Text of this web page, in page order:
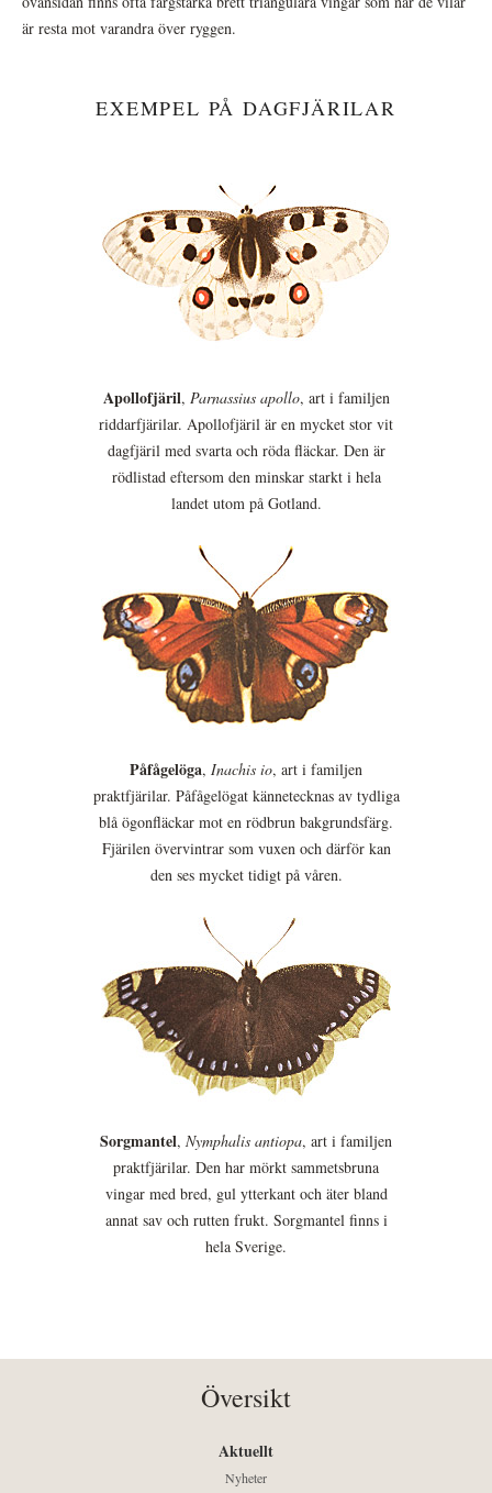
är resta mot varandra över ryggen.
EXEMPEL PÅ DAGFJÄRILAR
Apollofjäril, Parnassius apollo, art i familjen
riddarfjärilar. Apollofjäril är en mycket stor vit
dagfjäril med svarta och röda fläckar. Den är
rödlistad eftersom den minskar starkt i hela
landet utom på Gotland.
Påfågelöga, Inachis io, art i familjen
praktfjärilar. Påfågelögat kännetecknas av tydliga
blå ögonfläckar mot en rödbrun bakgrundsfärg.
Fjärilen övervintrar som vuxen och därför kan
den ses mycket tidigt på våren.
Sorgmantel, Nymphalis antiopa, art i familjen
praktfjärilar. Den har mörkt sammetsbruna
vingar med bred, gul ytterkant och äter bland
annat sav och rutten frukt. Sorgmantel finns i
hela Sverige.
Översikt
Aktuellt
Nyheter